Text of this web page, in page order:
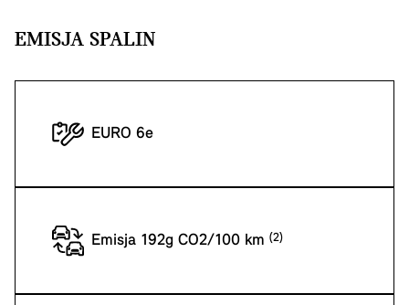
EMISJA SPALIN
EURO 6e
Emisja 192g CO2/100 km